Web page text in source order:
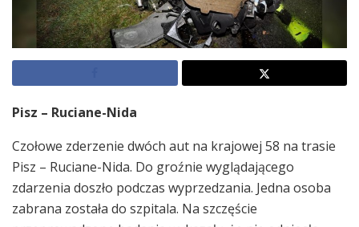
Pisz – Ruciane-Nida
Czołowe zderzenie dwóch aut na krajowej 58 na trasie
Pisz – Ruciane-Nida. Do groźnie wyglądającego
zdarzenia doszło podczas wyprzedzania. Jedna osoba
zabrana została do szpitala. Na szczęście